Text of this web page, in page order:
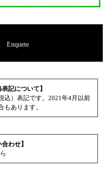
Enquete
記について】
込）表記です。2021年4月以前
あります。
合わせ】